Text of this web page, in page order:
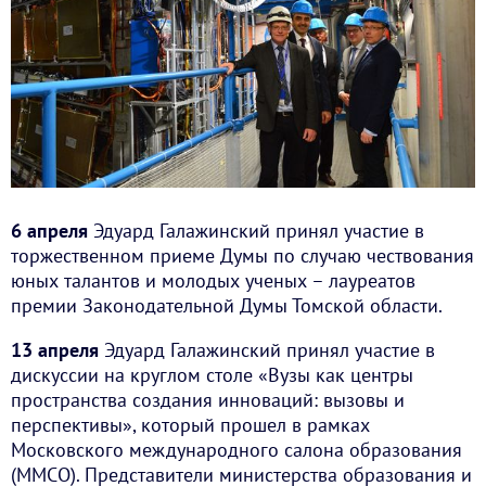
6 апреля Эдуард Галажинский принял участие в
торжественном приеме Думы по случаю чествования
юных талантов и молодых ученых – лауреатов
премии Законодательной Думы Томской области.
13 апреля Эдуард Галажинский принял участие в
дискуссии на круглом столе «Вузы как центры
пространства создания инноваций: вызовы и
перспективы», который прошел в рамках
Московского международного салона образования
(ММСО). Представители министерства образования и